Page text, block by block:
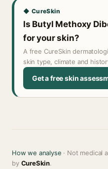
◆ CureSkin
Is Butyl Methoxy
for your skin?
A free CureSkin
skin type, climate and
Get a free skin
How we analyse · Not medical
by CureSkin.